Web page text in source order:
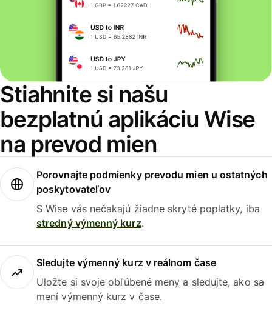
Stiahnite si našu
bezplatnú aplikáciu Wise
na prevod mien
Porovnajte podmienky prevodu mien u ostatných
poskytovateľov
S Wise vás nečakajú žiadne skryté poplatky, iba
stredný výmenný kurz.
Sledujte výmenný kurz v reálnom čase
Uložte si svoje obľúbené meny a sledujte, ako sa
mení výmenný kurz v čase.